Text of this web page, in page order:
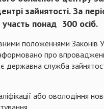
зайнятості. За
понад 300 осіб.
положеннями
про
державна служба
або